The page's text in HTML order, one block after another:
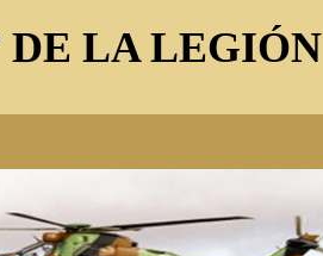
DE LA LEGIÓN